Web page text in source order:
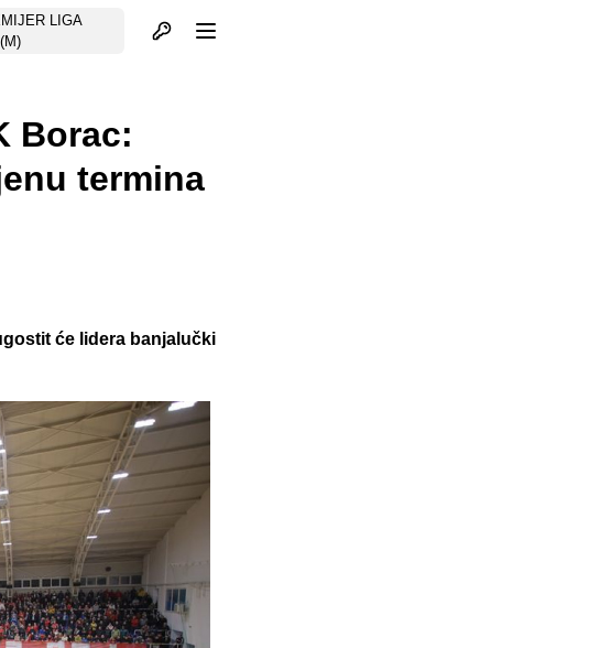
LIGA
Otvori profil
Borac:
termina
će lidera banjalučki